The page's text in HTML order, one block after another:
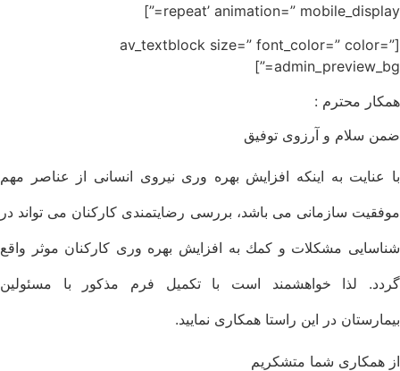
repeat’ animation=”
[av_textblock size=”
:
توفيق
اينكه افزايش بهره وری نيروی انسانی از عناصر مهم
می باشد، بررسی رضايتمندی كاركنان می تواند در
و كمك به افزايش بهره وری كاركنان موثر واقع
است با تكميل فرم مذكور با مسئولين
اين راستا همكاری نماييد.
متشكريم